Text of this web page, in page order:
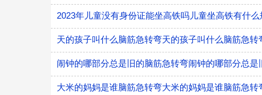
2023年儿童没有身份证能坐高铁吗儿童坐高铁有什么
天的孩子叫什么脑筋急转弯天的孩子叫什么脑筋急
闹钟的哪部分总是旧的脑筋急转弯闹钟的哪部分总是
大米的妈妈是谁脑筋急转弯大米的妈妈是谁脑筋急转